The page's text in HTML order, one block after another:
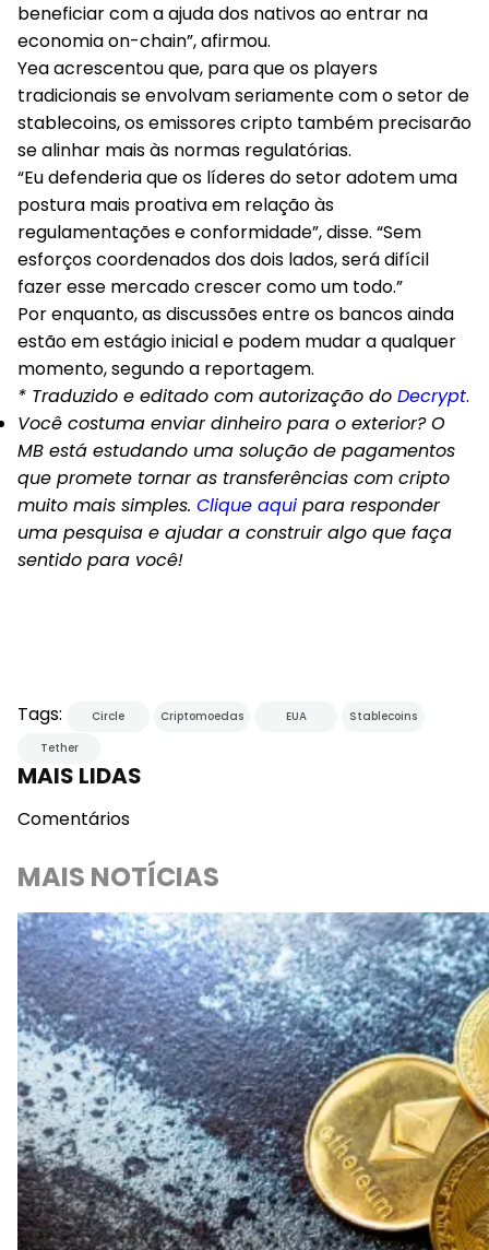
beneficiar com a ajuda dos nativos ao entrar na
economia on-chain”, afirmou.
Yea acrescentou que, para que os players
tradicionais se envolvam seriamente com o setor de
stablecoins, os emissores cripto também precisarão
se alinhar mais às normas regulatórias.
“Eu defenderia que os líderes do setor adotem uma
postura mais proativa em relação às
regulamentações e conformidade”, disse. “Sem
esforços coordenados dos dois lados, será difícil
fazer esse mercado crescer como um todo.”
Por enquanto, as discussões entre os bancos ainda
estão em estágio inicial e podem mudar a qualquer
momento, segundo a reportagem.
* Traduzido e editado com autorização do Decrypt.
Você costuma enviar dinheiro para o exterior? O
MB está estudando uma solução de pagamentos
que promete tornar as transferências com cripto
muito mais simples. Clique aqui para responder
uma pesquisa e ajudar a construir algo que faça
sentido para você!
Tags: Circle Criptomoedas EUA
Stablecoins
Tether
MAIS LIDAS
Comentários
MAIS NOTÍCIAS